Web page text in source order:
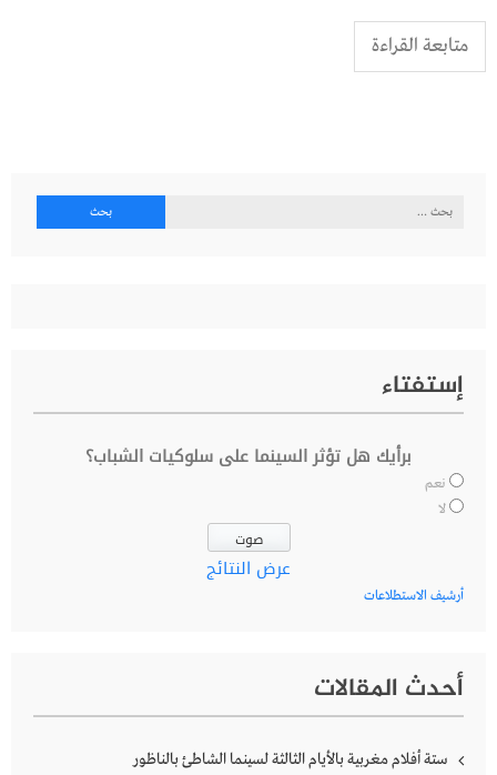
متابعة القراءة
البحث
إستفتاء
برأيك هل تؤثر السينما على سلوكيات الشباب؟
نعم
لا
عرض النتائج
أرشيف الاستطلاعات
أحدث المقالات
ستة أفلام مغربية بالأيام الثالثة لسينما الشاطئ بالناظور